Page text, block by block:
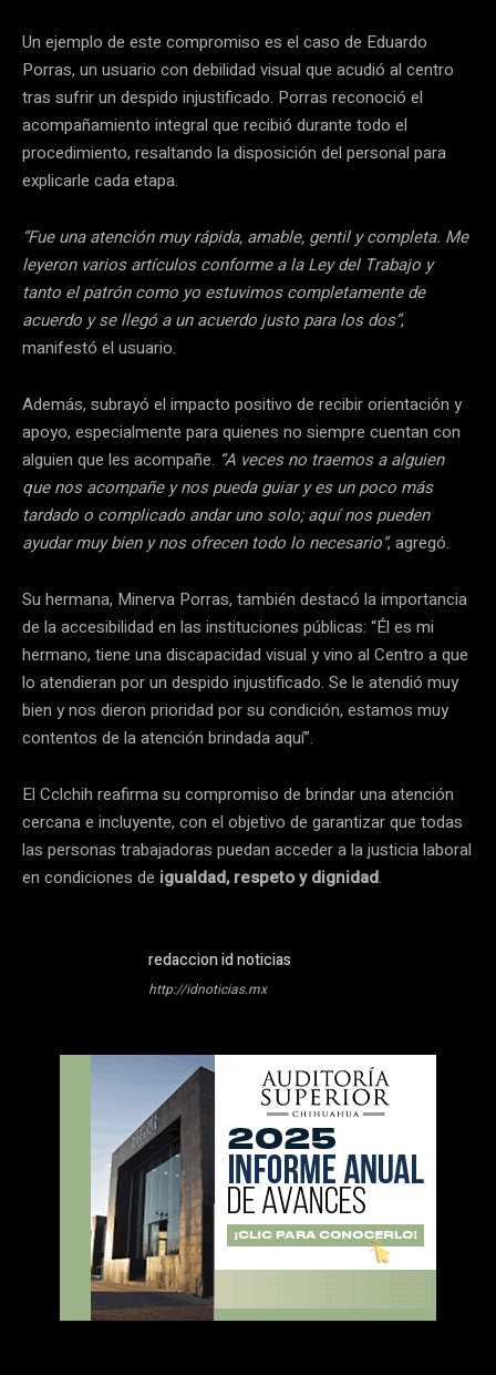
Un ejemplo de este compromiso es el caso de Eduardo
Porras, un usuario con debilidad visual que acudió al centro
tras sufrir un despido injustificado. Porras reconoció el
acompañamiento integral que recibió durante todo el
procedimiento, resaltando la disposición del personal para
explicarle cada etapa.
“Fue una atención muy rápida, amable, gentil y completa. Me
leyeron varios artículos conforme a la Ley del Trabajo y
tanto el patrón como yo estuvimos completamente de
acuerdo y se llegó a un acuerdo justo para los dos”,
manifestó el usuario.
Además, subrayó el impacto positivo de recibir orientación y
apoyo, especialmente para quienes no siempre cuentan con
alguien que les acompañe. “A veces no traemos a alguien
que nos acompañe y nos pueda guiar y es un poco más
tardado o complicado andar uno solo; aquí nos pueden
ayudar muy bien y nos ofrecen todo lo necesario”, agregó.
Su hermana, Minerva Porras, también destacó la importancia
de la accesibilidad en las instituciones públicas: “Él es mi
hermano, tiene una discapacidad visual y vino al Centro a que
lo atendieran por un despido injustificado. Se le atendió muy
bien y nos dieron prioridad por su condición, estamos muy
contentos de la atención brindada aquí”.
El Cclchih reafirma su compromiso de brindar una atención
cercana e incluyente, con el objetivo de garantizar que todas
las personas trabajadoras puedan acceder a la justicia laboral
en condiciones de igualdad, respeto y dignidad.
redaccion id noticias
http://idnoticias.mx